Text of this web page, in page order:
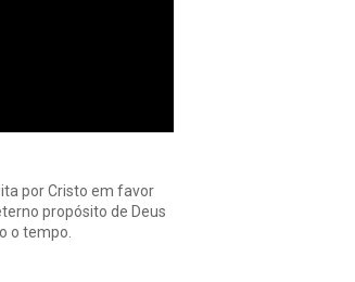
por Cristo em favor
propósito de Deus
o tempo.